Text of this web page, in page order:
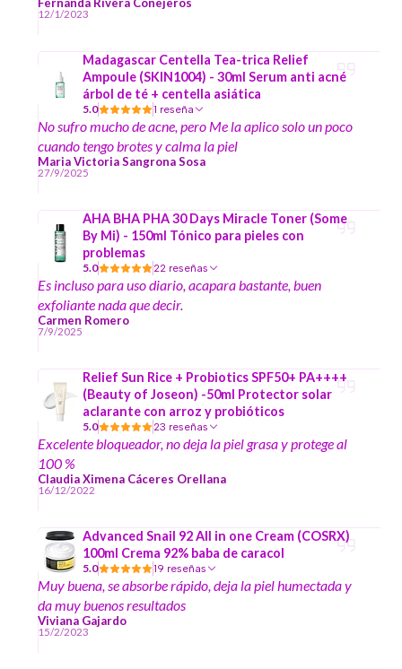
Fernanda Rivera Conejeros
12/1/2023
Madagascar Centella Tea-trica Relief
Ampoule (SKIN1004) - 30ml Serum anti acné
árbol de té + centella asiática
5.0 1 reseña
No sufro mucho de acne, pero Me la aplico solo un poco
cuando tengo brotes y calma la piel
Maria Victoria Sangrona Sosa
27/9/2025
AHA BHA PHA 30 Days Miracle Toner (Some
By Mi) - 150ml Tónico para pieles con
problemas
5.0 22 reseñas
Es incluso para uso diario, acapara bastante, buen
exfoliante nada que decir.
Carmen Romero
7/9/2025
Relief Sun Rice + Probiotics SPF50+ PA++++
(Beauty of Joseon) -50ml Protector solar
aclarante con arroz y probióticos
5.0 23 reseñas
Excelente bloqueador, no deja la piel grasa y protege al
100 %
Claudia Ximena Cáceres Orellana
16/12/2022
Advanced Snail 92 All in one Cream (COSRX)
100ml Crema 92% baba de caracol
5.0 19 reseñas
Muy buena, se absorbe rápido, deja la piel humectada y
da muy buenos resultados
Viviana Gajardo
15/2/2023